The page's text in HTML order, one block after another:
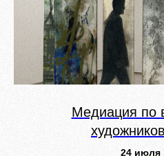
Медиация по
24 июля